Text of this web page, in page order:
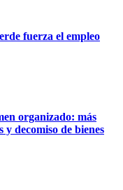
fuerza el empleo
organizado: más
decomiso de bienes